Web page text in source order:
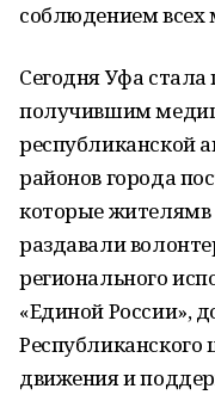
соблюдением всех
Сегодня Уфа
получившим
республиканской
районов города
которые
раздавали
регионального
«Единой России»,
Республиканского
движения и